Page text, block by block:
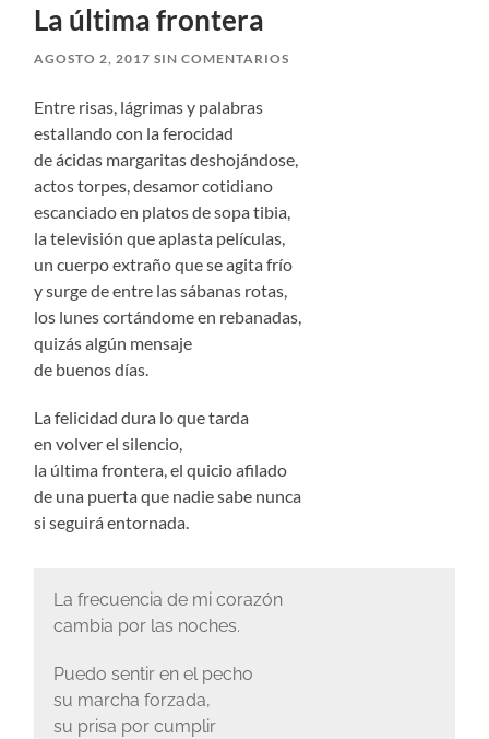
La última frontera
AGOSTO 2, 2017 SIN COMENTARIOS
Entre risas, lágrimas y palabras
estallando con la ferocidad
de ácidas margaritas deshojándose,
actos torpes, desamor cotidiano
escanciado en platos de sopa tibia,
la televisión que aplasta películas,
un cuerpo extraño que se agita frío
y surge de entre las sábanas rotas,
los lunes cortándome en rebanadas,
quizás algún mensaje
de buenos días.
La felicidad dura lo que tarda
en volver el silencio,
la última frontera, el quicio afilado
de una puerta que nadie sabe nunca
si seguirá entornada.
La frecuencia de mi corazón
cambia por las noches.
Puedo sentir en el pecho
su marcha forzada,
su prisa por cumplir